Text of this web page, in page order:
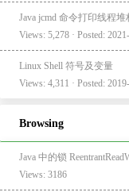
Java jcmd 命令打印线程堆
Views: 5,278 · Posted:
Linux Shell 符号及变量
Views: 4,311 · Posted:
Browsing
Java 中的锁
Views: 3186